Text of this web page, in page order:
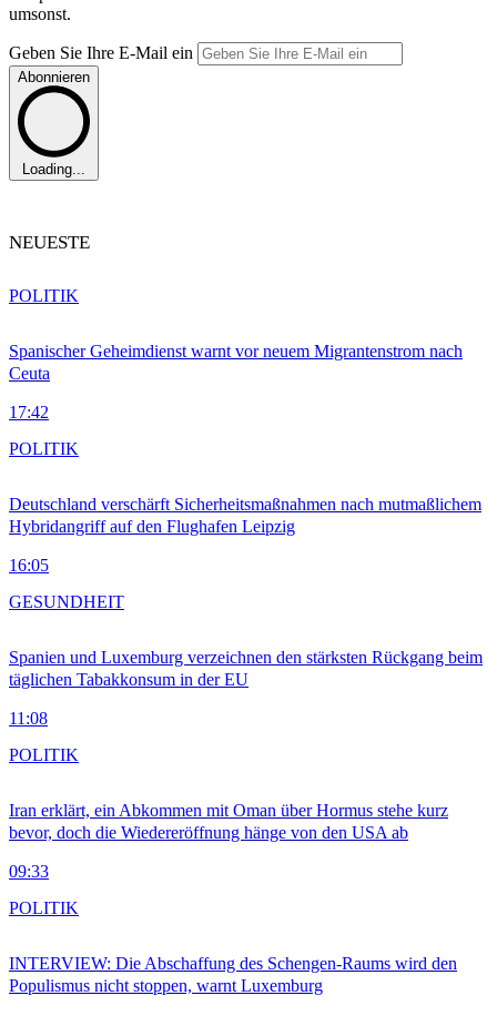
umsonst.
Geben Sie Ihre E-Mail ein
Abonnieren
Loading...
NEUESTE
Spanischer Geheimdienst warnt vor neuem Migrantenstrom nach
Ceuta
17:42
POLITIK
Deutschland verschärft Sicherheitsmaßnahmen nach mutmaßlichem
Hybridangriff auf den Flughafen Leipzig
16:05
POLITIK
Spanien und Luxemburg verzeichnen den stärksten Rückgang beim
täglichen Tabakkonsum in der EU
11:08
GESUNDHEIT
Iran erklärt, ein Abkommen mit Oman über Hormus stehe kurz
bevor, doch die Wiedereröffnung hänge von den USA ab
09:33
POLITIK
INTERVIEW: Die Abschaffung des Schengen-Raums wird den
Populismus nicht stoppen, warnt Luxemburg
POLITIK